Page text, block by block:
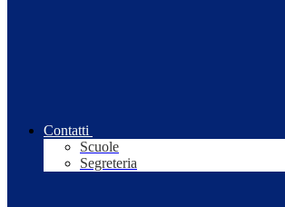
Contatti
Scuole
Segreteria